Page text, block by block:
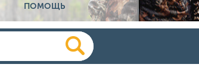
ПОМОЩЬ